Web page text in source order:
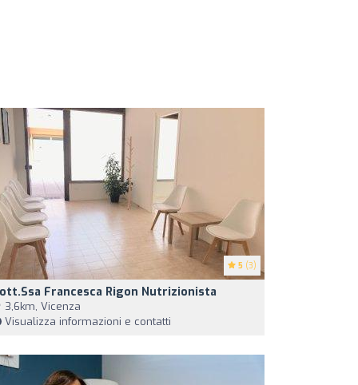
5 (3)
Francesca Rigon Nutrizionista
3,6km, Vicenza
Visualizza informazioni e contatti